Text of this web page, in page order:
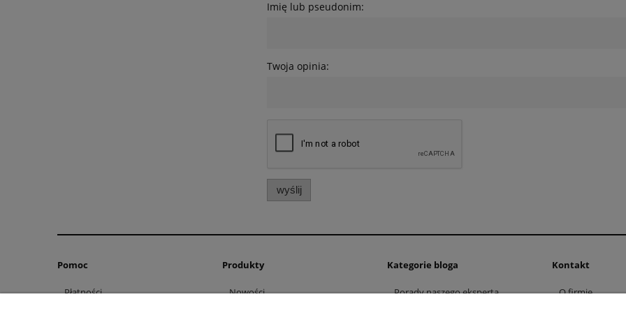
Imię lub pseudonim:
Twoja opinia:
wyślij
Pomoc
Płatności
Produkty
Nowości
Kategorie bloga
Porady naszego eksperta
Kontakt
O firmie